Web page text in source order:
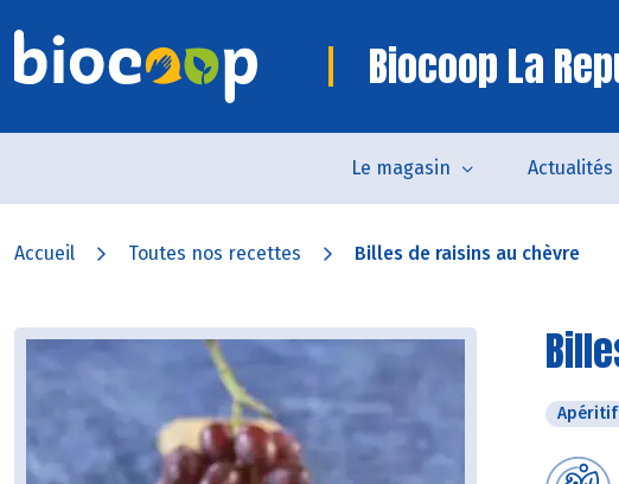
Biocoop La
Le magasin Actualités
Accueil Toutes nos recettes Billes de raisins au chèvre
Apéritif